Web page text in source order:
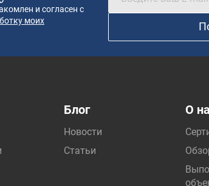
и согласен с
моих
Блог
Новости
Статьи
О